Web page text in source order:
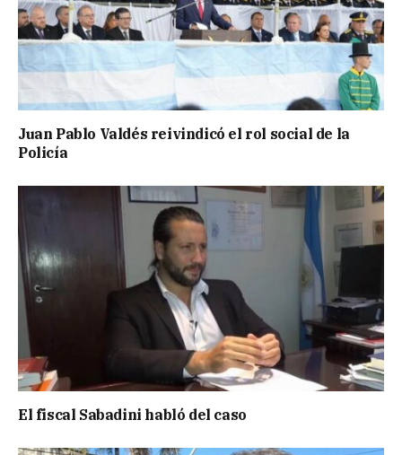
Juan Pablo Valdés reivindicó el rol social de la
Policía
El fiscal Sabadini habló del caso